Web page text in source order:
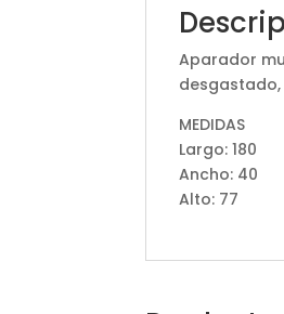
Aparador
MEDIDAS
Largo: 180
Ancho: 40
Alto: 77